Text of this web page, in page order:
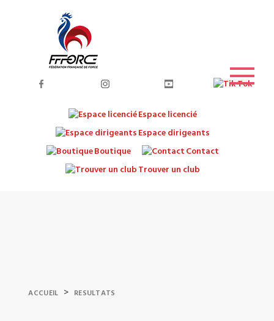
Espace licencié
Espace dirigeants
Boutique
Contact
Trouver un club
ACCUEIL > RESULTATS